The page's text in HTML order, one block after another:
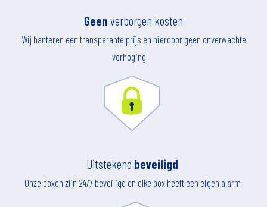
Geen verborgen kosten
Wij hanteren een transparante prijs en hierdoor geen onverwachte
verhoging
Uitstekend beveiligd
Onze boxen zijn 24/7 beveiligd en elke box heeft een eigen alarm